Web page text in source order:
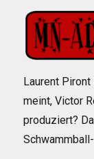
Laurent
meint, Victor
produziert?